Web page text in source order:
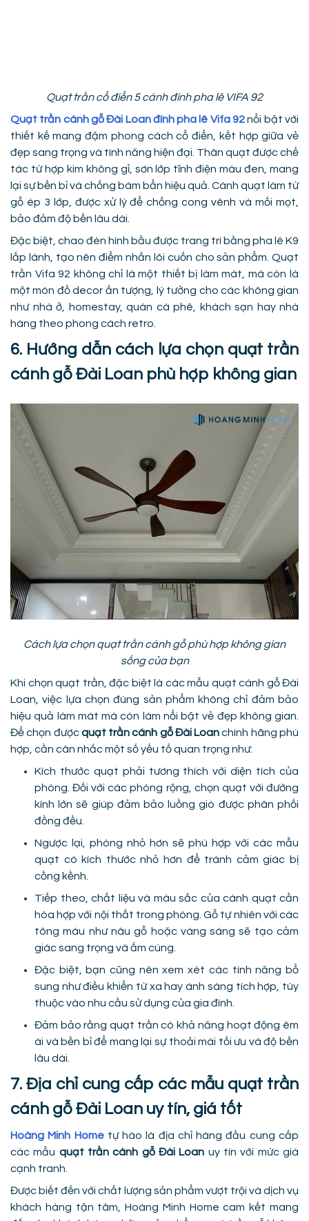
Quạt trần cổ điển 5 cánh đính pha lê VIFA 92
Quạt trần cánh gỗ Đài Loan đính pha lê Vifa 92nổi bật với
thiết kế mang đậm phong cách cổ điển, kết hợp giữa vẻ
đẹp sang trọng và tính năng hiện đại. Thân quạt được chế
tác từ hợp kim không gỉ, sơn lớp tĩnh điện màu đen, mang
lại sự bền bỉ và chống bám bẩn hiệu quả. Cánh quạt làm từ
gỗ ép 3 lớp, được xử lý để chống cong vênh và mối mọt,
bảo đảm độ bền lâu dài.
Đặc biệt, chao đèn hình bầu được trang trí bằng pha lê K9
lấp lánh, tạo nên điểm nhấn lôi cuốn cho sản phẩm. Quạt
trần Vifa 92 không chỉ là một thiết bị làm mát, mà còn là
một món đồ decor ấn tượng, lý tưởng cho các không gian
như nhà ở, homestay, quán cà phê, khách sạn hay nhà
hàng theo phong cách retro.
6. Hướng dẫn cách lựa chọn quạt trần
cánh gỗ Đài Loan phù hợp không gian
Cách lựa chọn quạt trần cánh gỗ phù hợp không gian
sống của bạn
Khi chọn quạt trần, đặc biệt là các mẫu quạt cánh gỗ Đài
Loan, việc lựa chọn đúng sản phẩm không chỉ đảm bảo
hiệu quả làm mát mà còn làm nổi bật vẻ đẹp không gian.
Để chọn đượcquạt trần cánh gỗ Đài Loanchính hãng phù
hợp, cần cân nhắc một số yếu tố quan trọng như:
Kích thước quạt phải tương thích với diện tích của
phòng. Đối với các phòng rộng, chọn quạt với đường
kính lớn sẽ giúp đảm bảo luồng gió được phân phối
đồng đều.
Ngược lại, phòng nhỏ hơn sẽ phù hợp với các mẫu
quạt có kích thước nhỏ hơn để tránh cảm giác bị
cồng kềnh.
Tiếp theo, chất liệu và màu sắc của cánh quạt cần
hòa hợp với nội thất trong phòng. Gỗ tự nhiên với các
tông màu như nâu gỗ hoặc vàng sáng sẽ tạo cảm
giác sang trọng và ấm cúng.
Đặc biệt, bạn cũng nên xem xét các tính năng bổ
sung như điều khiển từ xa hay ánh sáng tích hợp, tùy
thuộc vào nhu cầu sử dụng của gia đình.
Đảm bảo rằng quạt trần có khả năng hoạt động êm
ái và bền bỉ để mang lại sự thoải mái tối ưu và độ bền
lâu dài.
7. Địa chỉ cung cấp các mẫu quạt trần
cánh gỗ Đài Loan uy tín, giá tốt
Hoàng Minh Hometự hào là địa chỉ hàng đầu cung cấp
các mẫu quạt trần cánh gỗ Đài Loan uy tín với mức giá
cạnh tranh.
Được biết đến với chất lượng sản phẩm vượt trội và dịch vụ
khách hàng tận tâm, Hoàng Minh Home cam kết mang